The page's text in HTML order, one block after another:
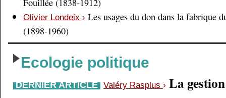
Fouillée (1838-1912)
Olivier Londeix › Les usages du don dans la fabrique
(1898-1960)
Ecologie politique
DERNIER ARTICLE Valéry Rasplus › La